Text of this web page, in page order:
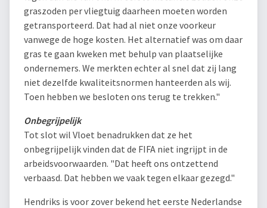
graszoden per vliegtuig daarheen moeten worden
getransporteerd. Dat had al niet onze voorkeur
vanwege de hoge kosten. Het alternatief was om daar
gras te gaan kweken met behulp van plaatselijke
ondernemers. We merkten echter al snel dat zij lang
niet dezelfde kwaliteitsnormen hanteerden als wij.
Toen hebben we besloten ons terug te trekken."
Onbegrijpelijk
Tot slot wil Vloet benadrukken dat ze het
onbegrijpelijk vinden dat de FIFA niet ingrijpt in de
arbeidsvoorwaarden. "Dat heeft ons ontzettend
verbaasd. Dat hebben we vaak tegen elkaar gezegd."
Hendriks is voor zover bekend het eerste Nederlandse